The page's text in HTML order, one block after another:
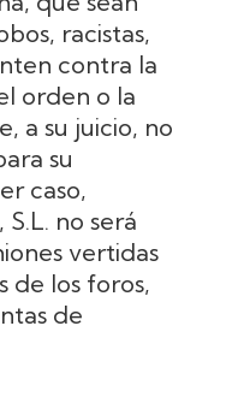
racistas,
contra la
orden o la
a su juicio, no
su
caso,
no será
vertidas
de los foros,
de